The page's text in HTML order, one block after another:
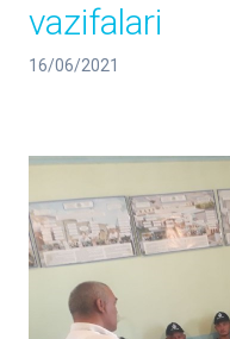
vazifalari
16/06/2021